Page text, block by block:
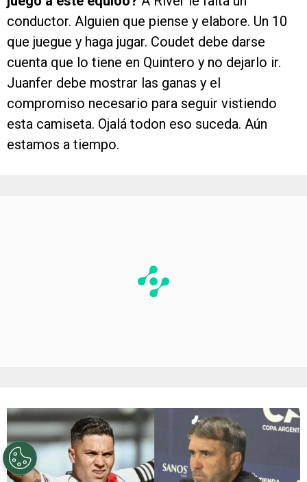
conductor. Alguien que piense y elabore. Un 10
que juegue y haga jugar. Coudet debe darse
cuenta que lo tiene en Quintero y no dejarlo ir.
Juanfer debe mostrar las ganas y el
compromiso necesario para seguir vistiendo
esta camiseta. Ojalá todon eso suceda. Aún
estamos a tiempo.